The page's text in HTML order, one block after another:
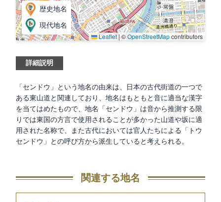
歴史地名
現代地名
Leaflet|©OpenStreetMapcontributors
詳細説明
「センドウ」という地名の由来は、日本の古代街道の一つで
ある東山道と関連しており、地名はもともと音に適当な漢字
を当てはめたもので、地名「センドウ」は音から推測する限
りでは東国の方言で使用されることが多かった山道や坂に適
用された名称で、また古代においては官人たちによる「トウ
センドウ」との呼び方から派生していると考えられる。
関連する地名